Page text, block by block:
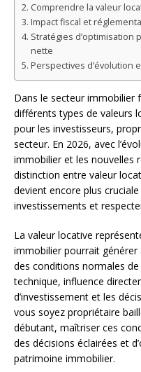
Comprendre la valeur
Impact fiscal et
Stratégies d’optimisation
nette
Perspectives d’évolution
Dans le secteur immobilier
différents types de valeurs
pour les investisseurs,
secteur. En 2026, avec
immobilier et les nouvelles
distinction entre valeur
devient encore plus
investissements et
La valeur locative
immobilier pourrait générer
des conditions normales
technique, influence
d’investissement et les
vous soyez propriétaire
débutant, maîtriser ces
des décisions éclairées et
patrimoine immobilier.